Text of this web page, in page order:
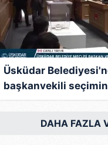
Üsküdar
başkanvekili
"G" harfini "6" sayıp
DAHA FAZLA